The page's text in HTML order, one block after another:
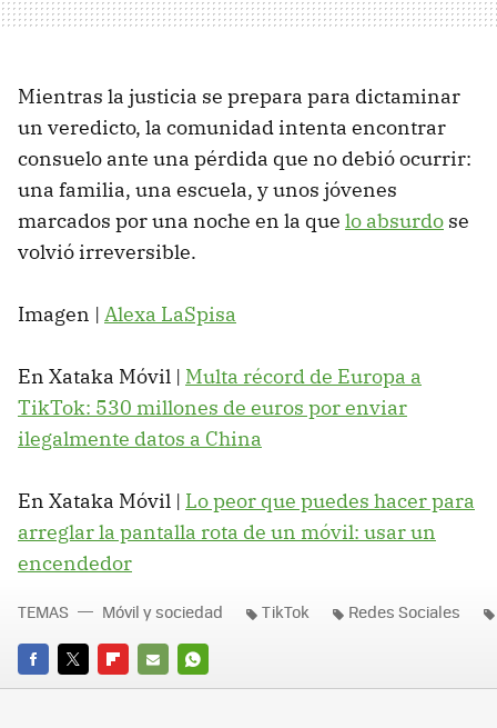
Mientras la justicia se prepara para dictaminar
un veredicto, la comunidad intenta encontrar
consuelo ante una pérdida que no debió ocurrir:
una familia, una escuela, y unos jóvenes
marcados por una noche en la que lo absurdo se
volvió irreversible.
Imagen | Alexa LaSpisa
En Xataka Móvil | Multa récord de Europa a
TikTok: 530 millones de euros por enviar
ilegalmente datos a China
En Xataka Móvil | Lo peor que puedes hacer para
arreglar la pantalla rota de un móvil: usar un
encendedor
FACEBOOK
TWITTERFLIPBOARD
E-
WHATSAPP
TEMAS Móvil y sociedad TikTok Redes Sociales